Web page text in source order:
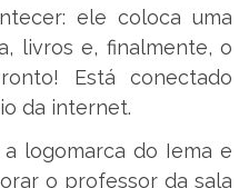
ele coloca uma
livros e, finalmente, o
Está conectado
da internet.
logomarca do Iema e
o professor da sala